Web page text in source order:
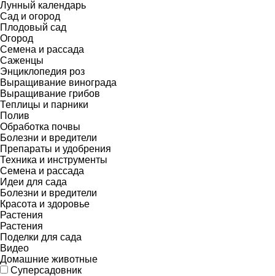
Лунный календарь
Сад и огород
Плодовый сад
Огород
Семена и рассада
Саженцы
Энциклопедия роз
Выращивание винограда
Выращивание грибов
Теплицы и парники
Полив
Обработка почвы
Болезни и вредители
Препараты и удобрения
Техника и инструменты
Семена и рассада
Идеи для сада
Болезни и вредители
Красота и здоровье
Растения
Растения
Поделки для сада
Видео
Домашние животные
Суперсадовник